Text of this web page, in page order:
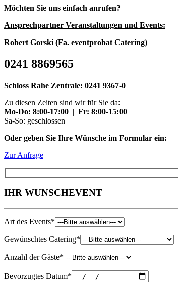
Möchten Sie uns einfach anrufen?
Ansprechpartner Veranstaltungen und Events:
Robert Gorski (Fa. eventprobat Catering)
0241 8869565
Schloss Rahe Zentrale: 0241 9367-0
Zu diesen Zeiten sind wir für Sie da:
Mo-Do: 8:00-17:00 | Fr: 8:00-15:00
Sa-So: geschlossen
Oder geben Sie Ihre Wünsche im Formular ein:
Zur Anfrage
IHR WUNSCHEVENT
Art des Events*
Gewünschtes Catering*
Anzahl der Gäste*
Bevorzugtes Datum*